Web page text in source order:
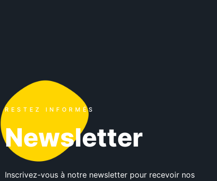
RESTEZ INFORMÉS
Newsletter
Inscrivez-vous à notre newsletter pour recevoir nos